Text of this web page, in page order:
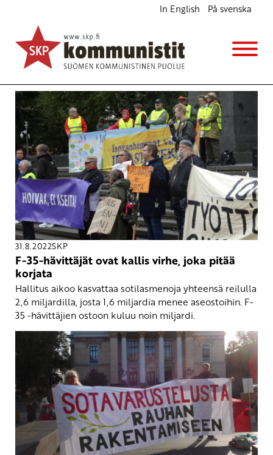
In English På svenska
hävittäjät
31.8.2022SKP
F-35-hävittäjät ovat kallis virhe, joka pitää
korjata
Hallitus aikoo kasvattaa sotilasmenoja yhteensä reilulla
2,6 miljardilla, josta 1,6 miljardia menee aseostoihin. F-
35 -hävittäjien ostoon kuluu noin miljardi.